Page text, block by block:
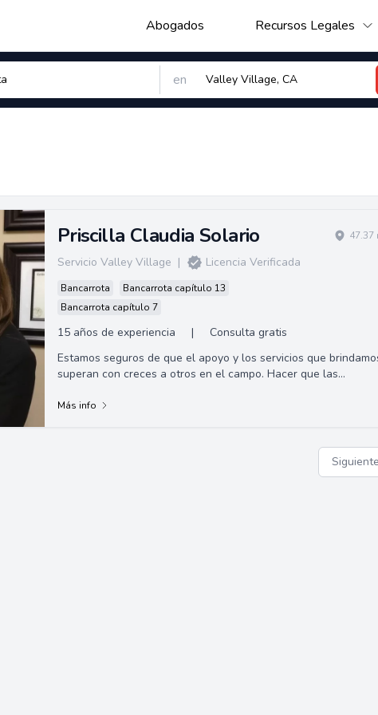
Abogados Recursos Legales
en
Priscilla Claudia Solario
Servicio Valley Village | Licencia Verificada
Bancarrota
Bancarrota capítulo 13
Bancarrota capítulo 7
15 años de experiencia | Consulta gratis
47.37
Estamos seguros de que el apoyo y los servicios que
superan con creces a otros en el campo. Hacer que las
Más info